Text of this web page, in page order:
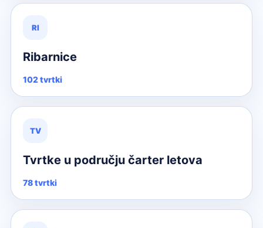
RI
Ribarnice
102 tvrtki
TV
Tvrtke u području čarter letova
78 tvrtki